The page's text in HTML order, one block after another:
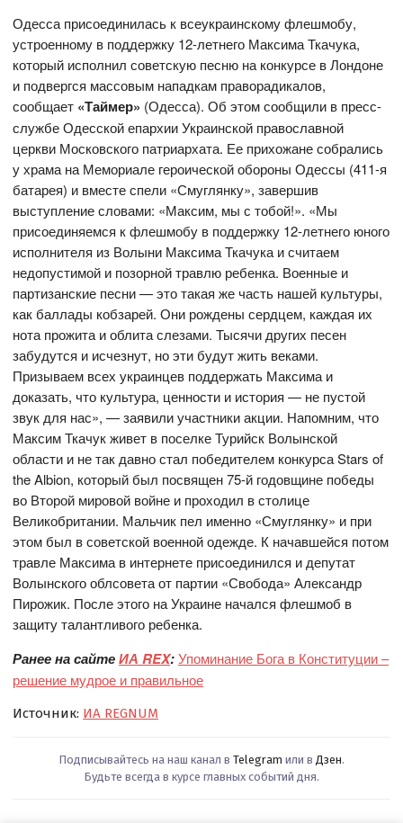
Одесса присоединилась к всеукраинскому флешмобу,
устроенному в поддержку 12-летнего Максима Ткачука,
который исполнил советскую песню на конкурсе в Лондоне
и подвергся массовым нападкам праворадикалов,
сообщает «Таймер» (Одесса). Об этом сообщили в пресс-
службе Одесской епархии Украинской православной
церкви Московского патриархата. Ее прихожане собрались
у храма на Мемориале героической обороны Одессы (411-я
батарея) и вместе спели «Смуглянку», завершив
выступление словами: «Максим, мы с тобой!». «Мы
присоединяемся к флешмобу в поддержку 12-летнего юного
исполнителя из Волыни Максима Ткачука и считаем
недопустимой и позорной травлю ребенка. Военные и
партизанские песни — это такая же часть нашей культуры,
как баллады кобзарей. Они рождены сердцем, каждая их
нота прожита и облита слезами. Тысячи других песен
забудутся и исчезнут, но эти будут жить веками.
Призываем всех украинцев поддержать Максима и
доказать, что культура, ценности и история — не пустой
звук для нас», — заявили участники акции. Напомним, что
Максим Ткачук живет в поселке Турийск Волынской
области и не так давно стал победителем конкурса Stars of
the Albion, который был посвящен 75-й годовщине победы
во Второй мировой войне и проходил в столице
Великобритании. Мальчик пел именно «Смуглянку» и при
этом был в советской военной одежде. К начавшейся потом
травле Максима в интернете присоединился и депутат
Волынского облсовета от партии «Свобода» Александр
Пирожик. После этого на Украине начался флешмоб в
защиту талантливого ребенка.
Ранее на сайтеИА REX:Упоминание Бога в Конституции –
решение мудрое и правильное
Источник: ИА REGNUM
Подписывайтесь на наш канал в Telegram или в Дзен.
Будьте всегда в курсе главных событий дня.